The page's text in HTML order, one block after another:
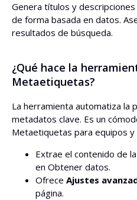
Genera títulos y
de forma basada en datos.
resultados de búsqueda.
¿Qué hace la
Metaetiquetas?
La herramienta automatiza la
metadatos clave. Es un
Metaetiquetas para equipos y
Extrae el contenido de la
en Obtener datos.
Ofrece Ajustes
página.